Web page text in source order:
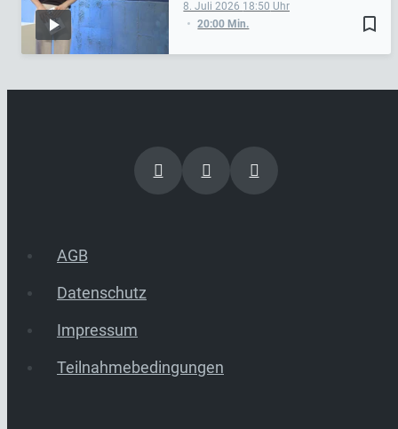
bookmark_border
8. Juli 2026 18:50
20:00 Min.
AGB
Datenschutz
Impressum
Teilnahmebedingungen